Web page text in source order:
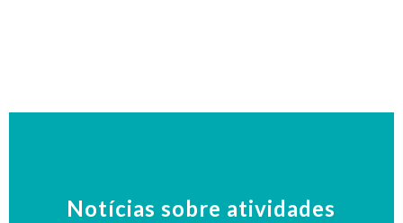
Notícias sobre atividades